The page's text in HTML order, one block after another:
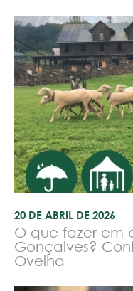
20 DE ABRIL DE 2026
O que fazer em
Gonçalves?
Ovelha